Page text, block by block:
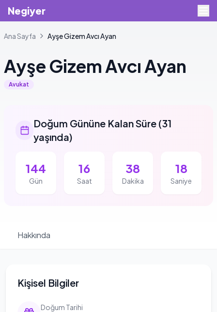
Negiyer
Ana Sayfa AyşeGizem Avcı Ayan
Ayşe Gizem Avcı Ayan
Avukat
Doğum Gününe Kalan Süre (31
yaşında)
144
Gün
16
Saat
38
Dakika
18
Saniye
Hakkında
Kişisel Bilgiler
Doğum Tarihi